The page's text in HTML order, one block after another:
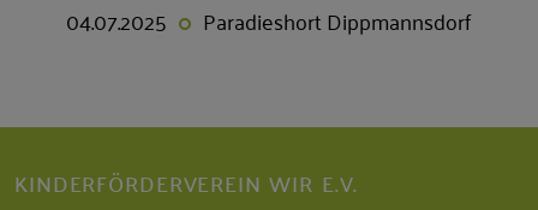
04.07.2025 Paradieshort Dippmannsdorf
KINDERFÖRDERVEREIN WIR E.V.